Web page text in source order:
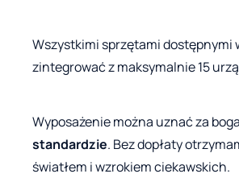
Wszystkimi sprzętami dostępnymi
zintegrować z maksymalnie 15
Wyposażenie można uznać za
standardzie. Bez dopłaty
światłem i wzrokiem ciekawskich.